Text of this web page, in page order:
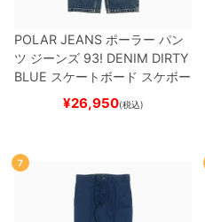
POLAR JEANS ポーラー パン
ツ ジーンズ 93! DENIM DIRTY
BLUE スケートボード スケボー
¥26,950(税込)
7